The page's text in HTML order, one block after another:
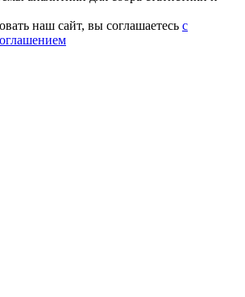
наш сайт, вы соглашаетесь с